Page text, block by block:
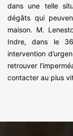
dans une telle
dégâts qui
maison. M.
Indre, dans le
intervention
retrouver
contacter au plus